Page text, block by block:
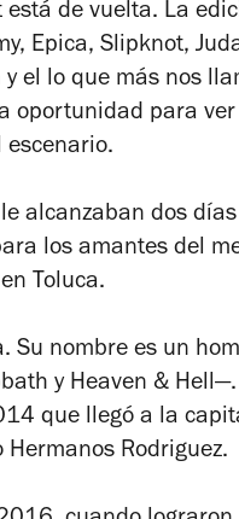
está de vuelta. La
Epica, Slipknot,
el lo que más nos
oportunidad para
alcanzaban dos
los amantes del
Toluca.
Su nombre es un
y Heaven &
que llegó a la
Rodriguez.